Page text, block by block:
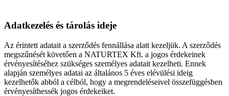
Adatkezelés és tárolás ideje
Az érintett adatait a szerződés fennállása alatt kezeljük. A szerződés
megszűnését követően a NATURTEX Kft. a jogos érdekeinek
érvényesítéséhez szükséges személyes adatait kezelheti. Ennek
alapján személyes adatai az általános 5 éves elévülési ideig
kezelhetők abból a célból, hogy a megrendeléseivel összefüggésben
érvényesíthessék jogos érdekeiket.